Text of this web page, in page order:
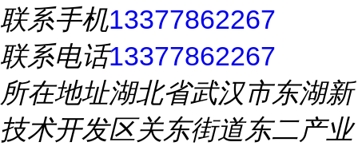
联系手机13377862267
联系电话13377862267
所在地址湖北省武汉市东湖新
技术开发区关东街道东二产业